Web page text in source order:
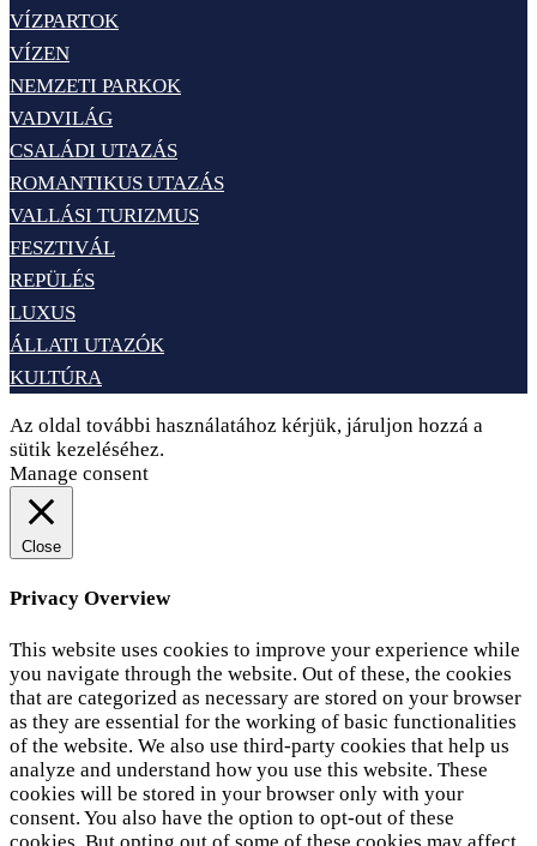
VÍZPARTOK
VÍZEN
NEMZETI PARKOK
VADVILÁG
CSALÁDI UTAZÁS
ROMANTIKUS UTAZÁS
VALLÁSI TURIZMUS
FESZTIVÁL
REPÜLÉS
LUXUS
ÁLLATI UTAZÓK
KULTÚRA
Az oldal további használatához kérjük, járuljon hozzá a
sütik kezeléséhez.
Manage consent
Close
Privacy Overview
This website uses cookies to improve your experience while
you navigate through the website. Out of these, the cookies
that are categorized as necessary are stored on your browser
as they are essential for the working of basic functionalities
of the website. We also use third-party cookies that help us
analyze and understand how you use this website. These
cookies will be stored in your browser only with your
consent. You also have the option to opt-out of these
cookies. But opting out of some of these cookies may affect